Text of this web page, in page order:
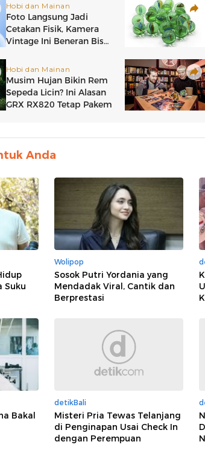
Anda
Suku
Wolipop
Sosok Putri Yordania yang
Mendadak Viral, Cantik dan
Berprestasi
Bakal
detikBali
Misteri Pria Tewas Telanjang
di Penginapan Usai Check In
dengan Perempuan